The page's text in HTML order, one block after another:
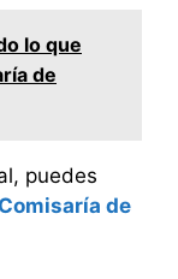
lo que
de
puedes
Comisaría de